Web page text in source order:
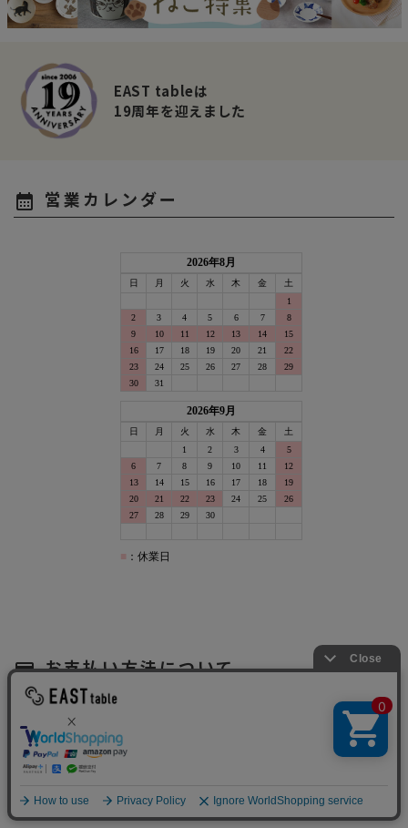
EAST tableは
19周年を迎えました
calendar_month 営業カレンダー
payment お支払い方法について
・クレジットカード